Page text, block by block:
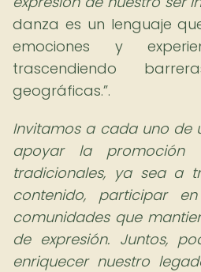
danza es un lenguaje
emociones y
trascendiendo
geográficas. .
Invitamos a cada uno de
apoyar la promoción
tradicionales, ya sea a
contenido, participar
comunidades que
de expresión. Juntos,
enriquecer nuestro